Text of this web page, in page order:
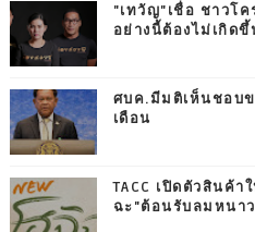
"เทวัญ"เชื่อ ชาวโ
อย่างนี้ต้องไม่เกิดขึ้
ศบค.มีมติเห็นชอบ
เดือน
TACC เปิดตัวสินค้
ฉะ"ต้อนรับลมหนาว